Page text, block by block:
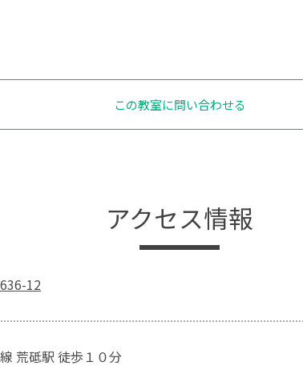
この教室に問い合わせる
アクセス情報
12
荒砥駅 徒歩１０分